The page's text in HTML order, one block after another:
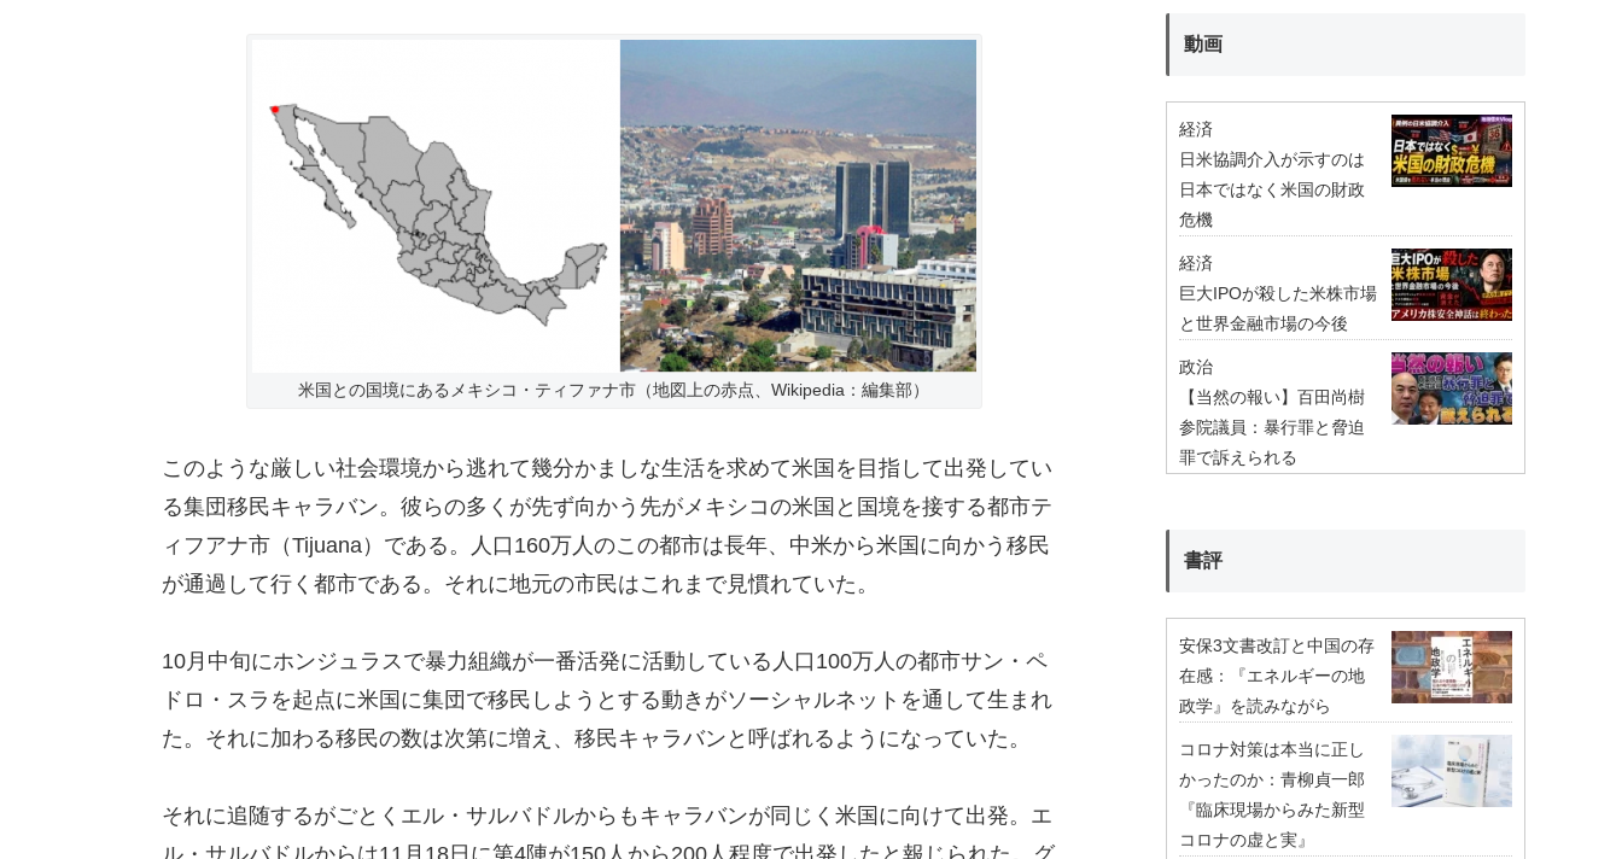
米国との国境にあるメキシコ・ティファナ市（地図上の赤点、Wikipedia：編集部）
このような厳しい社会環境から逃れて幾分かましな生活を求めて米国を目指して出発してい
る集団移民キャラバン。彼らの多くが先ず向かう先がメキシコの米国と国境を接する都市テ
ィフアナ市（Tijuana）である。人口160万人のこの都市は長年、中米から米国に向かう移民
が通過して行く都市である。それに地元の市民はこれまで見慣れていた。
10月中旬にホンジュラスで暴力組織が一番活発に活動している人口100万人の都市サン・ペ
ドロ・スラを起点に米国に集団で移民しようとする動きがソーシャルネットを通して生まれ
た。それに加わる移民の数は次第に増え、移民キャラバンと呼ばれるようになっていた。
それに追随するがごとくエル・サルバドルからもキャラバンが同じく米国に向けて出発。エ
動画
経済
日米協調介入が示すのは
日本ではなく米国の財政
危機
経済
巨大IPOが殺した米株市場
と世界金融市場の今後
政治
【当然の報い】百田尚樹
参院議員：暴行罪と脅迫
罪で訴えられる
書評
安保3文書改訂と中国の存
在感：『エネルギーの地
政学』を読みながら
コロナ対策は本当に正し
かったのか：青柳貞一郎
『臨床現場からみた新型
コロナの虚と実』